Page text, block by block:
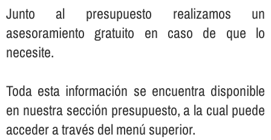
Junto al presupuesto realizamos un
asesoramiento gratuito en caso de que lo
necesite.
Toda esta información se encuentra disponible
en nuestra sección presupuesto, a la cual puede
acceder a través del menú superior.